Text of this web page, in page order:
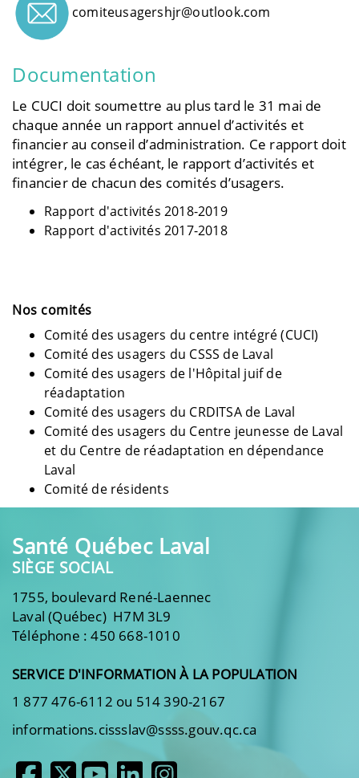
comiteusagershjr@outlook.com
Documentation
Le CUCI doit soumettre au plus tard le 31 mai de
chaque année un rapport annuel d’activités et
financier au conseil d’administration. Ce rapport doit
intégrer, le cas échéant, le rapport d’activités et
financier de chacun des comités d’usagers.
Rapport d'activités 2018-2019
Rapport d'activités 2017-2018
Nos comités
Comité des usagers du centre intégré (CUCI)
Comité des usagers du CSSS de Laval
Comité des usagers de l'Hôpital juif de
réadaptation
Comité des usagers du CRDITSA de Laval
Comité des usagers du Centre jeunesse de Laval
et du Centre de réadaptation en dépendance
Laval
Comité de résidents
Santé Québec Laval
SIÈGE SOCIAL
1755, boulevard René-Laennec
Laval (Québec) H7M 3L9
Téléphone : 450 668-1010
SERVICE D'INFORMATION À LA POPULATION
1 877 476-6112 ou 514 390-2167
informations.cissslav@ssss.gouv.qc.ca